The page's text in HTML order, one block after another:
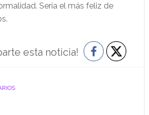
Sería el más feliz de
esta noticia!